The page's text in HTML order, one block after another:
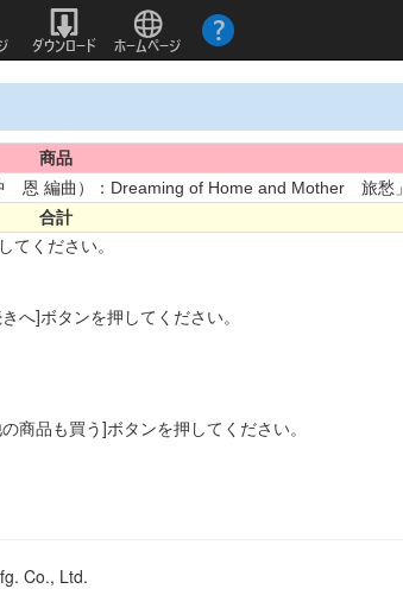
商品
恩 編曲）：Dreaming of Home and Mother 旅愁」
合計
してください。
へ]ボタンを押してください。
商品も買う]ボタンを押してください。
Co., Ltd.